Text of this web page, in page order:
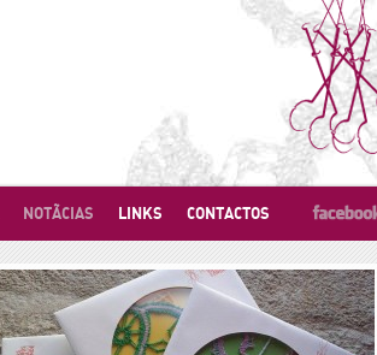
NOTÃCIAS LINKS CONTACTOS